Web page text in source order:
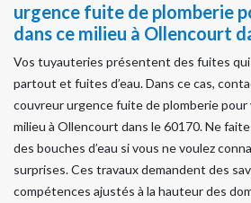
urgence fuite de plomberie
dans ce milieu à Ollencourt
Vos tuyauteries présentent des fuites
partout et fuites d’eau. Dans ce cas,
couvreur urgence fuite de plomberie pour
milieu à Ollencourt dans le 60170. Ne
des bouches d’eau si vous ne voulez
surprises. Ces travaux demandent des
compétences ajustés à la hauteur des